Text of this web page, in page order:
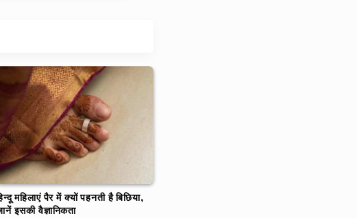
महिलाएं पैर में क्‍यों पहनती है बिछिया,
इसकी वैज्ञानिकता